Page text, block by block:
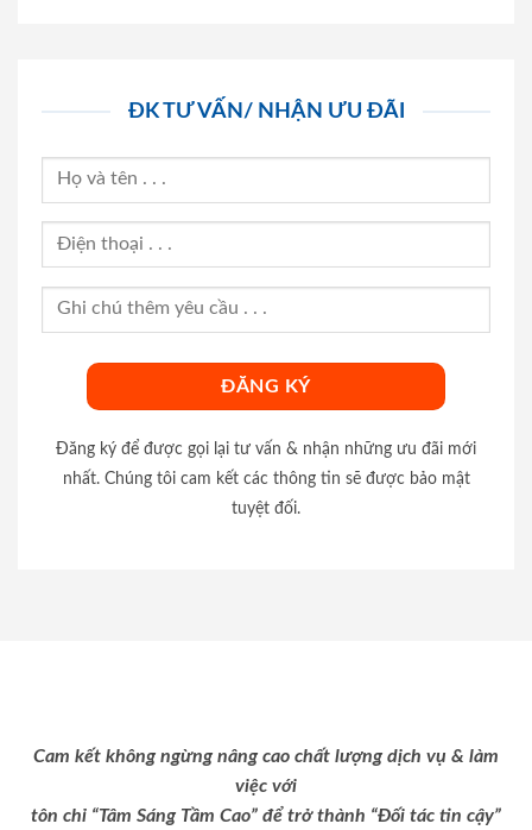
ĐK TƯ VẤN/ NHẬN ƯU ĐÃI
Đăng ký để được gọi lại tư vấn & nhận những ưu đãi mới
nhất. Chúng tôi cam kết các thông tin sẽ được bảo mật
tuyệt đối.
Cam kết không ngừng nâng cao chất lượng dịch vụ & làm
việc với
tôn chỉ “Tâm Sáng Tầm Cao” để trở thành “Đối tác tin cậy”